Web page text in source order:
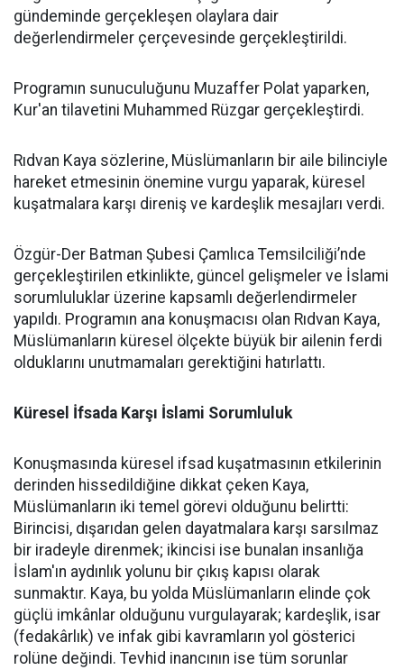
gündeminde gerçekleşen olaylara dair
değerlendirmeler çerçevesinde gerçekleştirildi.
Programın sunuculuğunu Muzaffer Polat yaparken,
Kur'an tilavetini Muhammed Rüzgar gerçekleştirdi.
Rıdvan Kaya sözlerine, Müslümanların bir aile bilinciyle
hareket etmesinin önemine vurgu yaparak, küresel
kuşatmalara karşı direniş ve kardeşlik mesajları verdi.
Özgür-Der Batman Şubesi Çamlıca Temsilciliği’nde
gerçekleştirilen etkinlikte, güncel gelişmeler ve İslami
sorumluluklar üzerine kapsamlı değerlendirmeler
yapıldı. Programın ana konuşmacısı olan Rıdvan Kaya,
Müslümanların küresel ölçekte büyük bir ailenin ferdi
olduklarını unutmamaları gerektiğini hatırlattı.
Küresel İfsada Karşı İslami Sorumluluk
Konuşmasında küresel ifsad kuşatmasının etkilerinin
derinden hissedildiğine dikkat çeken Kaya,
Müslümanların iki temel görevi olduğunu belirtti:
Birincisi, dışarıdan gelen dayatmalara karşı sarsılmaz
bir iradeyle direnmek; ikincisi ise bunalan insanlığa
İslam'ın aydınlık yolunu bir çıkış kapısı olarak
sunmaktır. Kaya, bu yolda Müslümanların elinde çok
güçlü imkânlar olduğunu vurgulayarak; kardeşlik, isar
(fedakârlık) ve infak gibi kavramların yol gösterici
rolüne değindi. Tevhid inancının ise tüm sorunlar